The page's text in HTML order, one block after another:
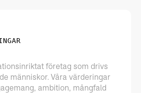
företag som drivs
människor. Våra värderingar
ambition, mångfald